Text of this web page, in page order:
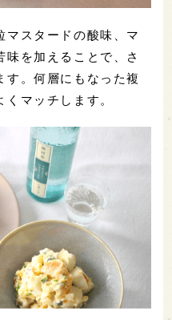
マスタードの酸味、マ
味を加えることで、さ
す。何層にもなった複
マッチします。